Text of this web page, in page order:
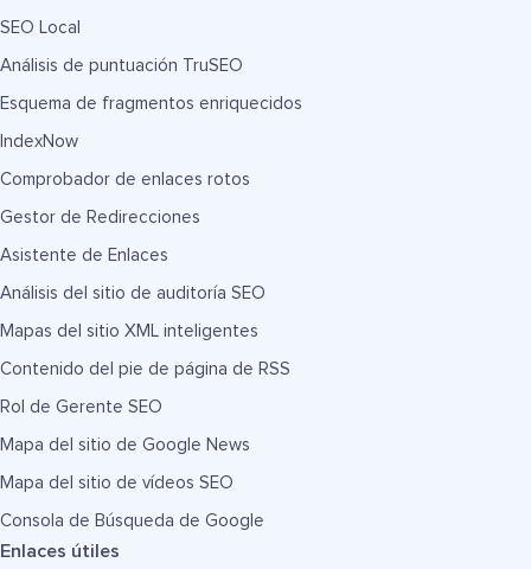
SEO Local
Análisis de puntuación TruSEO
Esquema de fragmentos enriquecidos
IndexNow
Comprobador de enlaces rotos
Gestor de Redirecciones
Asistente de Enlaces
Análisis del sitio de auditoría SEO
Mapas del sitio XML inteligentes
Contenido del pie de página de RSS
Rol de Gerente SEO
Mapa del sitio de Google News
Mapa del sitio de vídeos SEO
Consola de Búsqueda de Google
Enlaces útiles